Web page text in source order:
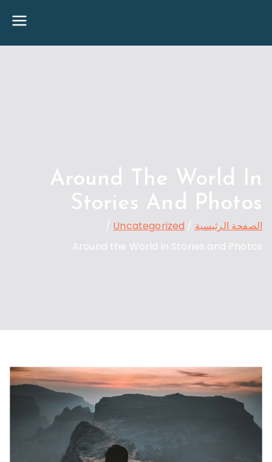
Travel 02
Around The World In
Stories And Photos
الصفحة الرئيسية
Uncategorized
Around the World in Stories and Photos